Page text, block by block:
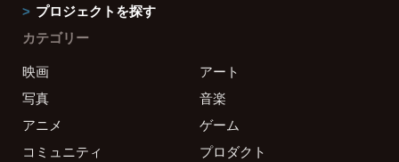
プロジェクトを探す
カテゴリー
映画
アート
写真
音楽
アニメ
ゲーム
コミュニティ
プロダクト